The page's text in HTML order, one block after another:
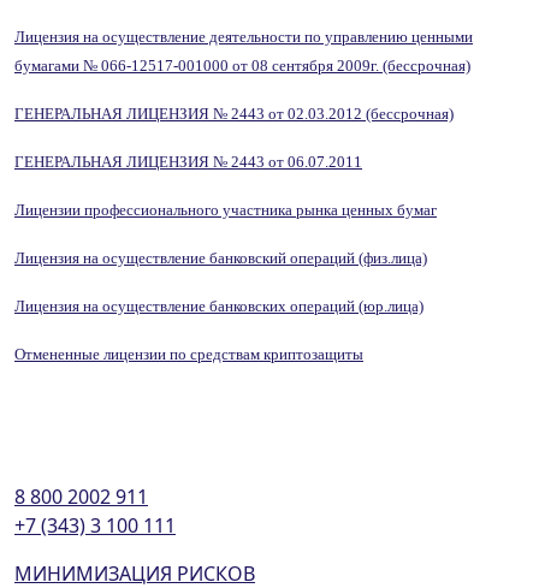
Лицензия на осуществление деятельности по управлению ценными
бумагами № 066-12517-001000 от 08 сентября 2009г. (бессрочная)
ГЕНЕРАЛЬНАЯ ЛИЦЕНЗИЯ № 2443 от 02.03.2012 (бессрочная)
ГЕНЕРАЛЬНАЯ ЛИЦЕНЗИЯ № 2443 от 06.07.2011
Лицензии профессионального участника рынка ценных бумаг
Лицензия на осуществление банковский операций (физ.лица)
Лицензия на осуществление банковских операций (юр.лица)
Отмененные лицензии по средствам криптозащиты
8 800 2002 911
+7 (343) 3 100 111
МИНИМИЗАЦИЯ РИСКОВ